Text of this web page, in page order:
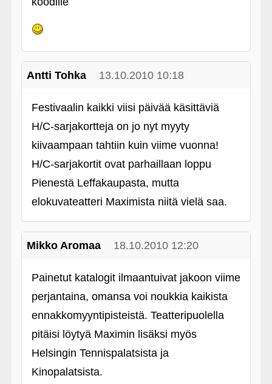
Antti Tohka 13.10.2010 10:18
Festivaalin kaikki viisi päivää käsittäviä
H/C-sarjakortteja on jo nyt myyty
kiivaampaan tahtiin kuin viime vuonna!
H/C-sarjakortit ovat parhaillaan loppu
Pienestä Leffakaupasta, mutta
elokuvateatteri Maximista niitä vielä saa.
Mikko Aromaa 18.10.2010 12:20
Painetut katalogit ilmaantuivat jakoon viime
perjantaina, omansa voi noukkia kaikista
ennakkomyyntipisteistä. Teatteripuolella
pitäisi löytyä Maximin lisäksi myös
Helsingin Tennispalatsista ja
Kinopalatsista.